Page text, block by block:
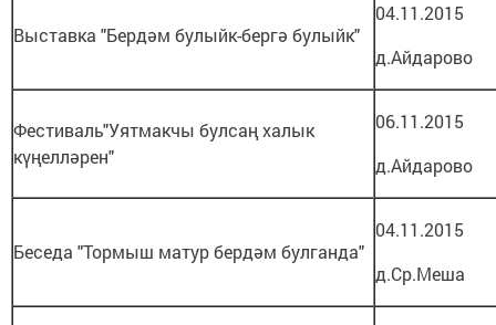
Выставка "Бердәм булыйк-бергә булыйк"
04.11.2015
д.Айдарово
Фестиваль"Уятмакчы булсаң халык
күңелләрен"
06.11.2015
д.Айдарово
Беседа "Тормыш матур бердәм булганда"
04.11.2015
д.Ср.Меша